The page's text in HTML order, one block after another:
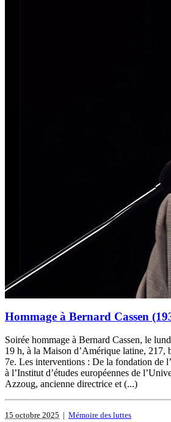
Hommage à Bernard Cassen
Soirée hommage à Bernard Cassen, le
19 h, à la Maison d’Amérique latine, 217,
7e. Les interventions : De la fondation de
à l’Institut d’études européennes de
Azzoug, ancienne directrice et (...)
15 octobre 2025 | Mémoire des luttes